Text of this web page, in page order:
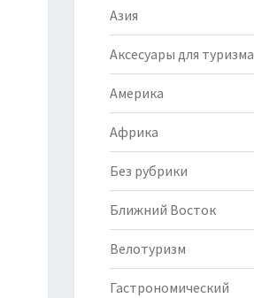
Азия
Аксесуары для туризма
Америка
Африка
Без рубрики
Ближний Восток
Велотуризм
Гастрономический